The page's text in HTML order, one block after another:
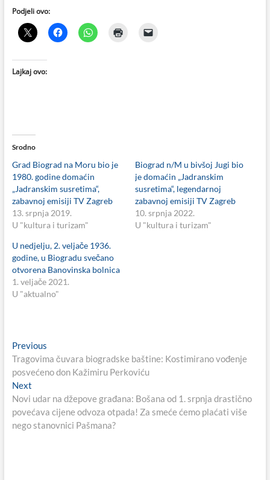
Podjeli ovo:
Lajkaj ovo:
Srodno
Grad Biograd na Moru bio je
1980. godine domaćin
„Jadranskim susretima“,
zabavnoj emisiji TV Zagreb
13. srpnja 2019.
U "kultura i turizam"
Biograd n/M u bivšoj Jugi bio
je domaćin „Jadranskim
susretima“, legendarnoj
zabavnoj emisiji TV Zagreb
10. srpnja 2022.
U "kultura i turizam"
U nedjelju, 2. veljače 1936.
godine, u Biogradu svečano
otvorena Banovinska bolnica
1. veljače 2021.
U "aktualno"
Navigacija
objava
PreviousPrevious
post:
Tragovima čuvara biogradske baštine: Kostimirano vođenje
posvećeno don Kažimiru Perkoviću
NextNext
post:
Novi udar na džepove građana: Bošana od 1. srpnja drastično
povećava cijene odvoza otpada! Za smeće ćemo plaćati više
nego stanovnici Pašmana?